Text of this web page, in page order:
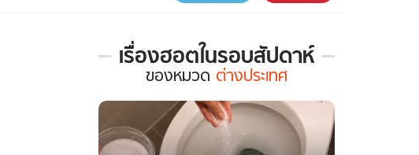
ฮาวทู
เรื่องฮอตในรอบสัปดาห์
เรื่อง
ใน
รอบ
สัปดาห์
ของ
ของหมวด ต่างประเทศ